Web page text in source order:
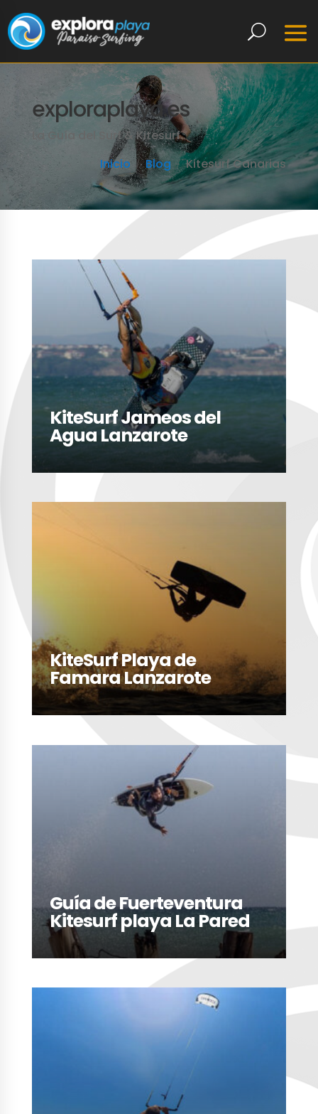
exploraplaya.es
La Guía del Surf & Kitesurf
Inicio
Blog Kitesurf Canarias
KiteSurf Jameos del
Agua Lanzarote
LEER MÁS
KiteSurf Playa de
Famara Lanzarote
Guía de Fuerteventura
Kitesurf playa La Pared